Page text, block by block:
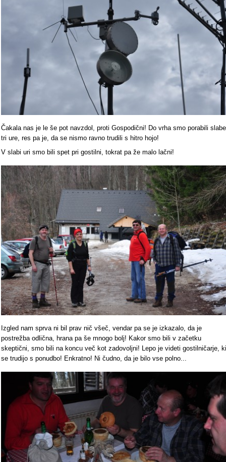
Čakala nas je le še pot navzdol, proti Gospodični! Do vrha smo porabili slabe
tri ure, res pa je, da se nismo ravno trudili s hitro hojo!
V slabi uri smo bili spet pri gostilni, tokrat pa že malo lačni!
Izgled nam sprva ni bil prav nič všeč, vendar pa se je izkazalo, da je
postrežba odlična, hrana pa še mnogo bolj! Kakor smo bili v začetku
skeptični, smo bili na koncu več kot zadovoljni! Lepo je videti gostilničarje, ki
se trudijo s ponudbo! Enkratno! Ni čudno, da je bilo vse polno...